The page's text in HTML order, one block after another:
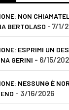
NON
BERTOLASO - 7/1/
ESPRIMI UN
GERINI - 6/15/
NESSUNƏ È
- 3/16/2026